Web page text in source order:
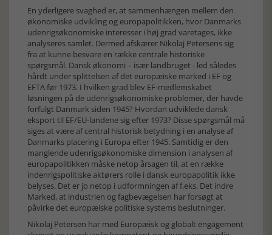
En yderligere svaghed er, at sammenhængen mellem den
økonomiske udvikling og europapolitikken, hvor Danmarks
udenrigsøkonomiske interesser i høj grad varetages, ikke
analyseres samlet. Dermed afskærer Nikolaj Petersens sig
fra at kunne besvare en række centrale historiske
spørgsmål. Dansk økonomi – især landbruget - led således
hårdt under splittelsen af det europæiske marked i EF og
EFTA før 1973. I hvilken grad blev EF-medlemskabet
løsningen på de udenrigsøkonomiske problemer, der havde
forfulgt Danmark siden 1945? Hvordan udviklede dansk
eksport til EF/EU-landene sig efter 1973? Disse spørgsmål må
siges at være af central historisk betydning i en analyse af
Danmarks placering i Europa efter 1945. Samtidig er den
manglende udenrigsøkonomiske dimension i analysen af
europapolitikken måske netop årsagen til, at en række
indenrigspolitiske aktørers rolle i dansk europapolitik ikke
belyses. Det er jo netop i udformningen af f.eks. Det indre
Marked, at industrien og fagbevægelsen har forsøgt at
påvirke det europæiske politiske systems beslutninger.
Nikolaj Petersen har med Europæisk og globalt engagement